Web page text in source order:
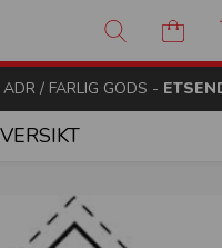
nr 1 på
ADR / FARLIG GODS -